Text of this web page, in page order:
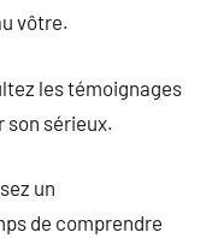
vôtre.
les témoignages
son sérieux.
un
de comprendre